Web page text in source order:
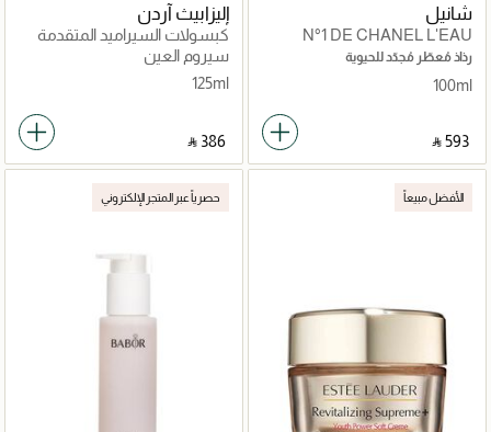
شانيل
N°1 DE CHANEL L'EAU
ROUGE
رذاذ مُعطّر مُجدّد للحيوية
100ml
‎ ⃁ ⁦593⁩ ‎
إليزابيث آردن
كبسولات السيراميد المتقدمة
سيروم يومي لاستعادة الشباب
سيروم العين
125ml
‎ ⃁ ⁦386⁩ ‎
الأفضل مبيعاً حصرياً عبر المتجر الإلكتروني